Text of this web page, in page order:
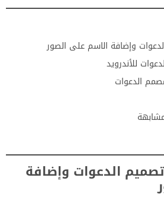
وإضافة الاسم على الصور
للأندرويد
الدعوات
الدعوات وإضافة